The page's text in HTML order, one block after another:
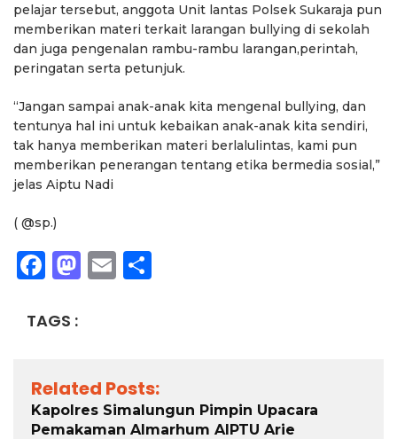
pelajar tersebut, anggota Unit lantas Polsek Sukaraja pun
memberikan materi terkait larangan bullying di sekolah
dan juga pengenalan rambu-rambu larangan,perintah,
peringatan serta petunjuk.
“Jangan sampai anak-anak kita mengenal bullying, dan
tentunya hal ini untuk kebaikan anak-anak kita sendiri,
tak hanya memberikan materi berlalulintas, kami pun
memberikan penerangan tentang etika bermedia sosial,”
jelas Aiptu Nadi
( @sp.)
Facebook
Mastodon
Email
TAGS :
Related Posts:
Kapolres Simalungun Pimpin Upacara
Pemakaman Almarhum AIPTU Arie